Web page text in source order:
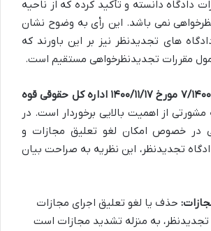
دادگاه دانسته و تأکید کرده که از ناحیه
نمی باشد. این رأی به وضوح نشان
های تجدیدنظر نیز بر این باورند که
شمول مقررات تجدیدنظرخواهی مستقیم است.
نظریه شماره ۷/۱۴۰۰/۱۴۲۲ مورخ ۱۴۰۰/۱۱/۱۷ اداره کل حقوقی قوه
مشورتی از اهمیت بالایی برخوردار است. در
در خصوص امکان لغو تعلیق مجازات و
تجدیدنظر، این نظریه به صراحت بیان
حذف یا لغو تعلیق اجرای مجازات
تجدیدنظر، به منزله تشدید مجازات است